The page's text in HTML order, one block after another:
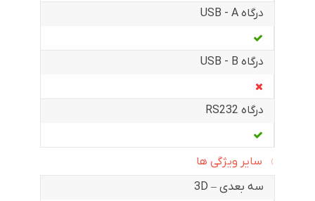
درگاه USB - A
درگاه USB - B
درگاه RS232
سایر ویژگی ها
سه بعدی – 3D